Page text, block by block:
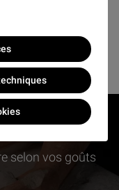
selon vos goûts